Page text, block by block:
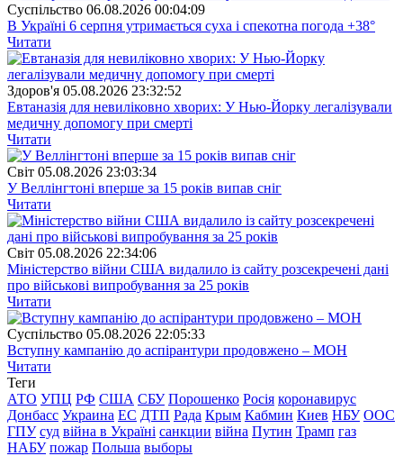
Суспiльство 06.08.2026 00:04:09
В Україні 6 серпня утримається суха і спекотна погода +38°
Читати
Здоров'я 05.08.2026 23:32:52
Евтаназія для невиліковно хворих: У Нью-Йорку легалізували
медичну допомогу при смерті
Читати
Свiт 05.08.2026 23:03:34
У Веллінгтоні вперше за 15 років випав сніг
Читати
Свiт 05.08.2026 22:34:06
Міністерство війни США видалило із сайту розсекречені дані
про військові випробування за 25 років
Читати
Суспiльство 05.08.2026 22:05:33
Вступну кампанію до аспірантури продовжено – МОН
Читати
Теги
АТО УПЦ РФ США СБУ Порошенко Росія коронавирус
Донбасс Украина ЕС ДТП Рада Крым Кабмин Киев НБУ ООС
ГПУ суд війна в Україні санкции війна Путин Трамп газ
НАБУ пожар Польша выборы